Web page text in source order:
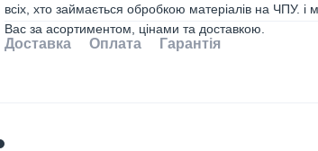
всіх, хто займається обробкою матеріалів на ЧПУ. і
Вас за асортиментом, цінами та доставкою.
Доставка Оплата Гарантія